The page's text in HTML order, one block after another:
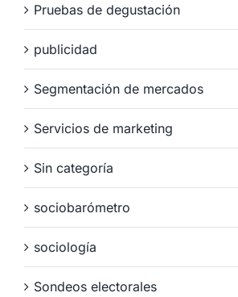
Pruebas de degustación
publicidad
Segmentación de mercados
Servicios de marketing
Sin categoría
sociobarómetro
sociología
Sondeos electorales